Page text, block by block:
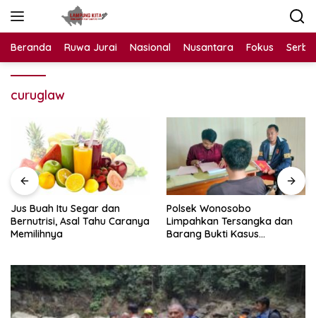
Beranda Ruwa Jurai Nasional Nusantara Fokus
curuglaw
Jus Buah Itu Segar dan
Bernutrisi, Asal Tahu Caranya
Memilihnya
Polsek Wonosobo
Limpahkan Tersangka dan
Barang Bukti Kasus